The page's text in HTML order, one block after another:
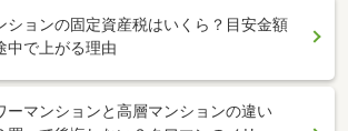
ションの固定資産税はいくら？目安金額
中で上がる理由
ーマンションと高層マンションの違い